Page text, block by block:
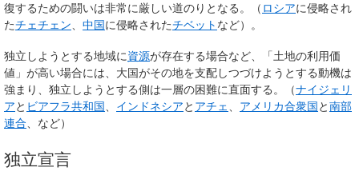
復するための闘いは非常に厳しい道のりとなる。（ ロシアに侵略され
たチェチェン 中国に侵略されたチベット など）。
独立しようとする地域に資源が存在する場合など、「土地の利用価
値」が高い場合には、大国がその地を支配しつづけようとする動機は
強まり、独立しようとする側は一層の困難に直面する。（ナイジェリ
アと ビアフラ共和国、 インドネシアと アチェ、 アメリカ合衆国 と南部
連合、など）
独立宣言